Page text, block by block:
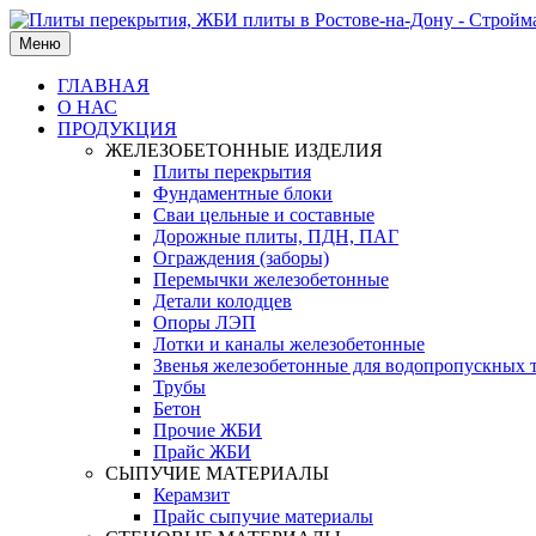
Меню
ГЛАВНАЯ
О НАС
ПРОДУКЦИЯ
ЖЕЛЕЗОБЕТОННЫЕ ИЗДЕЛИЯ
Плиты перекрытия
Фундаментные блоки
Сваи цельные и составные
Дорожные плиты, ПДН, ПАГ
Ограждения (заборы)
Перемычки железобетонные
Детали колодцев
Опоры ЛЭП
Лотки и каналы железобетонные
Звенья железобетонные для водопропускных
Трубы
Бетон
Прочие ЖБИ
Прайс ЖБИ
СЫПУЧИЕ МАТЕРИАЛЫ
Керамзит
Прайс сыпучие материалы